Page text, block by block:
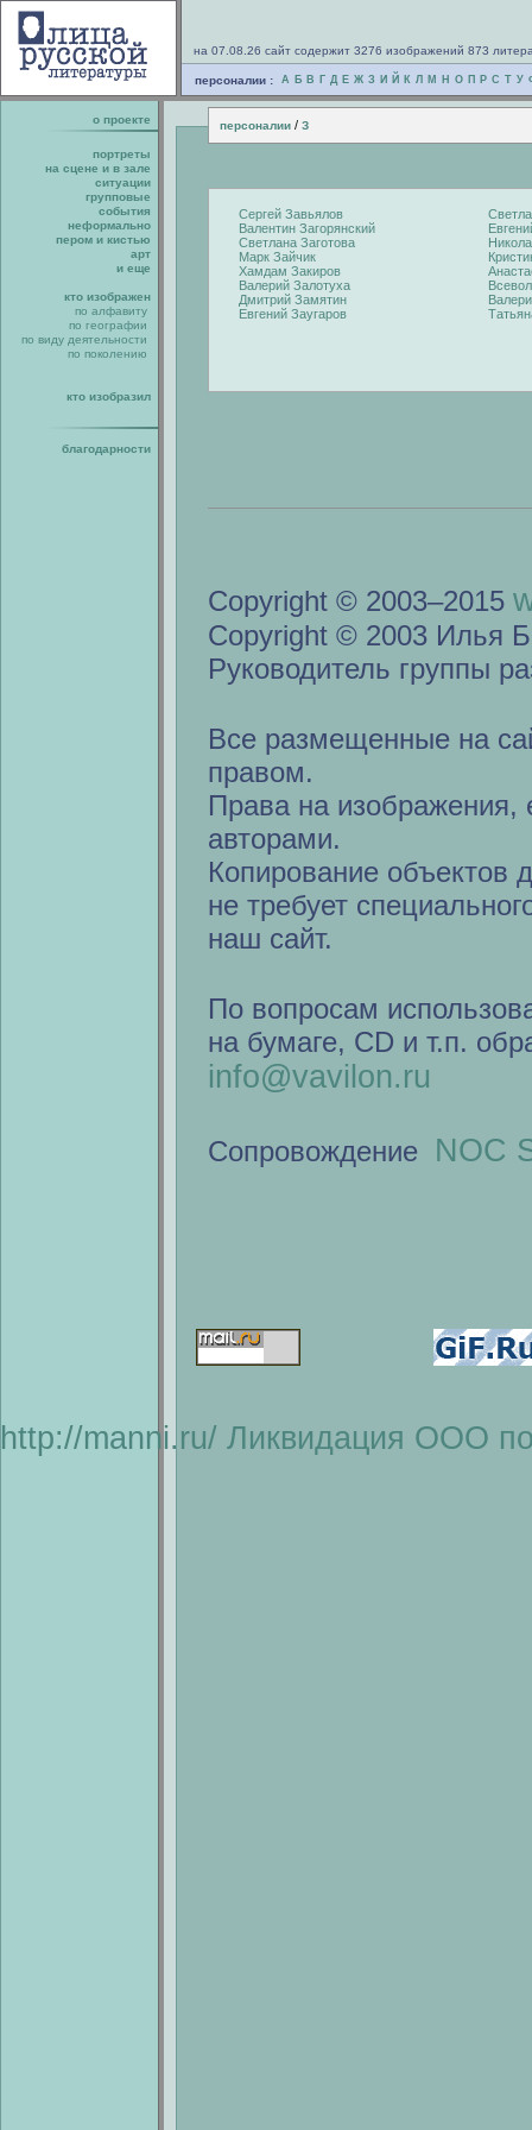
на 07.08.26 сайт содержит 3276 изображений 873
персоналии : А Б В Г Д Е Ж З И Й К Л М Н О П Р С Т У
о проекте персоналии / З
портреты
на сцене и в зале
ситуации
групповые
события
неформально
пером и кистью
арт
и еще
кто изображен
по алфавиту
по географии
по виду деятельности
по поколению
кто изобразил
благодарности
Сергей Завьялов
Валентин Загорянский
Светлана Заготова
Марк Зайчик
Хамдам Закиров
Валерий Залотуха
Дмитрий Замятин
Евгений Заугаров
Copyright © 2003–2015
Copyright © 2003 Илья
Руководитель группы
Все размещенные на
правом.
Права на изображения,
авторами.
Копирование объектов
не требует
наш сайт.
По вопросам
на бумаге, CD и т.п.
info@vavilon.ru
Сопровождение NOC
http://manni.ru/ Ликвидация ООО